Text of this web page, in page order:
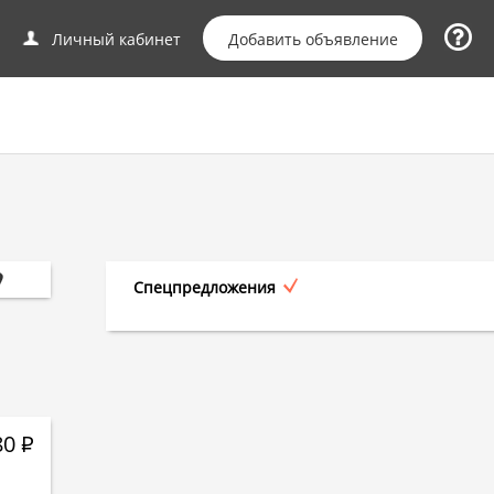
Личный кабинет Добавить объявление
Р
Спецпредложения